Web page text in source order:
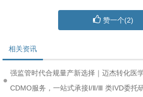
赞一个(2)
相关资讯
强监管时代合规量产新选择｜迈杰转化医
CDMO服务，一站式承接Ⅰ/Ⅱ/Ⅲ 类IVD委托